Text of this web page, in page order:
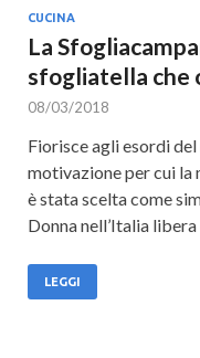
CUCINA
La
sfogliatella che
08/03/2018
Fiorisce agli esordi
motivazione per cui la
è stata scelta come
Donna nell’Italia
LEGGI